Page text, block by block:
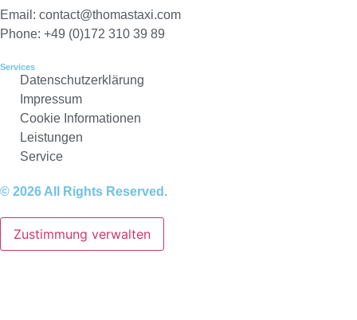
Email: contact@thomastaxi.com
Phone: +49 (0)172 310 39 89
Services
Datenschutzerklärung
Impressum
Cookie Informationen
Leistungen
Service
© 2026 All Rights Reserved.
Zustimmung verwalten